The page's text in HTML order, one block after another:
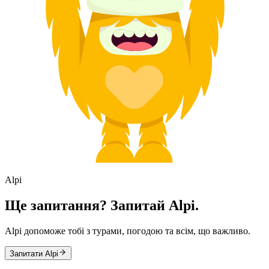
Alpi
Ще запитання? Запитай Alpi.
Alpi допоможе тобі з турами, погодою та всім, що важливо.
Запитати Alpi